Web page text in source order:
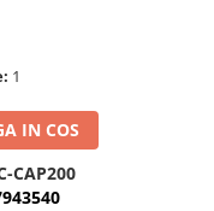
1
IN COS
CAP200